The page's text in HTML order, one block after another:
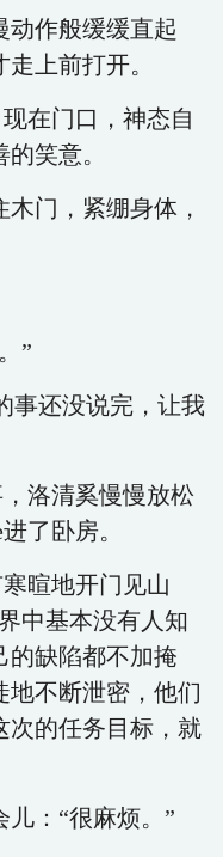
动作般缓缓直起
上前打开。
在门口，神态自
笑意。
门，紧绷身体，
”
事还没说完，让我
洛清奚慢慢放松
了卧房。
暄地开门见山
中基本没有人知
的缺陷都不加掩
地不断泄密，他们
次的任务目标，就
：“很麻烦。”